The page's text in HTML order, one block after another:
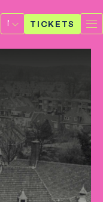
Selecteer
een
taal TICKETS